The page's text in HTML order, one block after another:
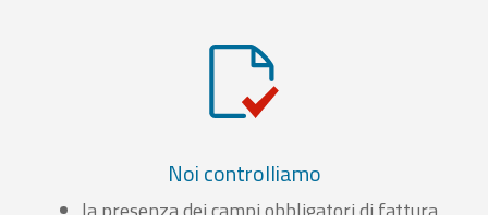
Noi controlliamo